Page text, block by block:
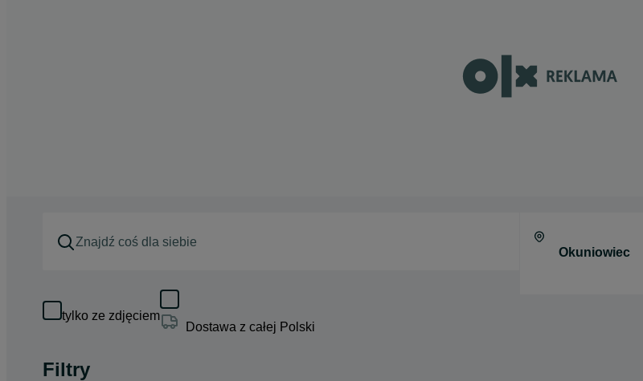
tylko ze zdjęciem
Dostawa z całej Polski
Filtry